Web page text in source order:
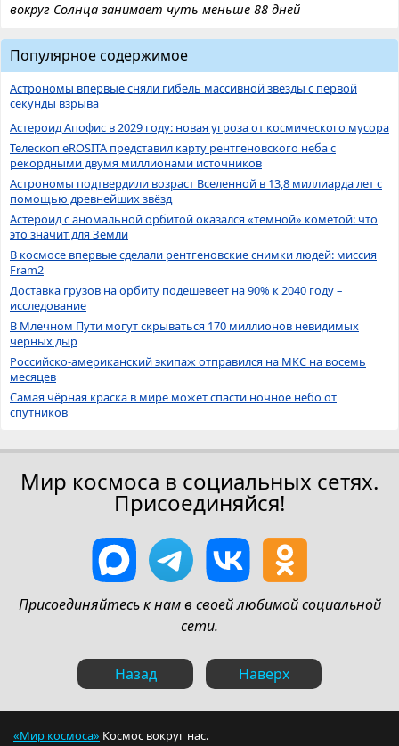
вокруг Солнца занимает чуть меньше 88 дней
Популярное содержимое
Астрономы впервые сняли гибель массивной звезды с первой
секунды взрыва
Астероид Апофис в 2029 году: новая угроза от космического мусора
Телескоп eROSITA представил карту рентгеновского неба с
рекордными двумя миллионами источников
Астрономы подтвердили возраст Вселенной в 13,8 миллиарда лет с
помощью древнейших звёзд
Астероид с аномальной орбитой оказался «темной» кометой: что
это значит для Земли
В космосе впервые сделали рентгеновские снимки людей: миссия
Fram2
Доставка грузов на орбиту подешевеет на 90% к 2040 году –
исследование
В Млечном Пути могут скрываться 170 миллионов невидимых
черных дыр
Российско-американский экипаж отправился на МКС на восемь
месяцев
Самая чёрная краска в мире может спасти ночное небо от
спутников
Мир космоса в социальных сетях.
Присоединяйся!
Присоединяйтесь к нам в своей любимой социальной
сети.
Назад Наверх
«Мир космоса» Космос вокруг нас.